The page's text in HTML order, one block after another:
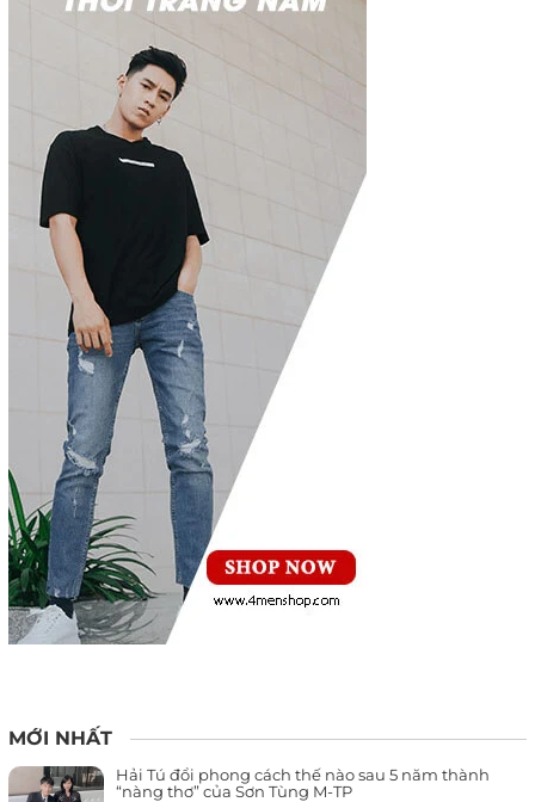
MỚI NHẤT
Hải Tú đổi phong cách thế nào sau 5 năm thành
“nàng thơ” của Sơn Tùng M-TP